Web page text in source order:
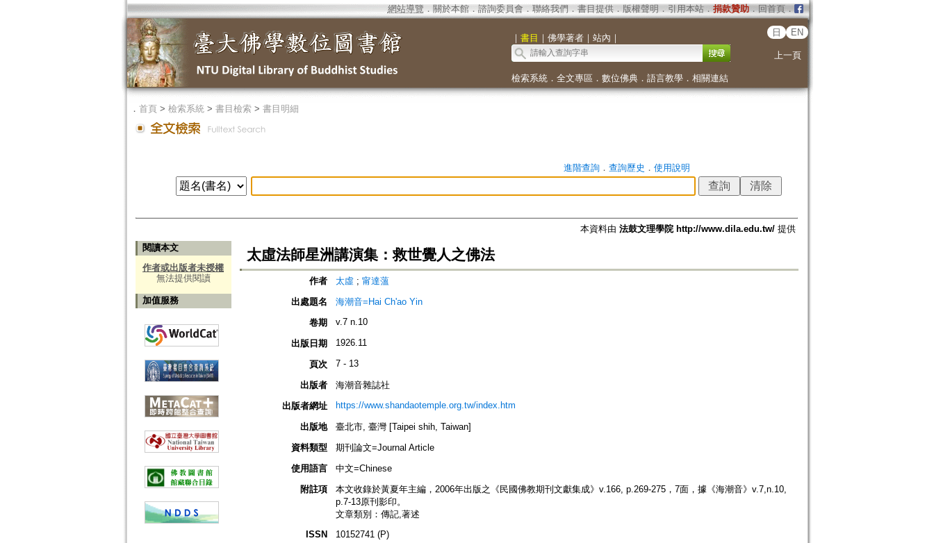
網站導覽 ． 關於本館． 諮詢委員會． 聯絡我們 ． 書目提供． 版權聲明 ． 引用本站． 捐款贊助．回首頁．
｜ 書目 ｜ 佛學著者｜ 站內 ｜
日 EN
上一頁
檢索系統． 全文專區 ． 數位佛典． 語言教學． 相關連結
． 首頁> 檢索系統> 書目檢索> 書目明細
進階查詢． 查詢歷史 ． 使用說明
本資料由 法鼓文理學院 http://www.dila.edu.tw/提供
閱讀本文
作者或出版者未授權
無法提供閱讀
加值服務
太虛法師星洲講演集：救世覺人之佛法
作者 太虛 ; 甯達薀
出處題名
海潮音=Hai Ch'ao Yin
卷期
v.7 n.10
出版日期 1926.11
頁次 7 - 13
出版者
海潮音雜誌社
出版者網址
https://www.shandaotemple.org.tw/index.htm
出版地
臺北市, 臺灣 [Taipei shih, Taiwan]
資料類型
期刊論文=Journal Article
使用語言
中文=Chinese
附註項
本文收錄於黃夏年主編，2006年出版之《民國佛教期刊文獻集成》v.166, p.269-275，7面，據《海潮音》v.7,n.10,
p.7-13原刊影印。
文章類別：傳記,著述
ISSN
10152741 (P)